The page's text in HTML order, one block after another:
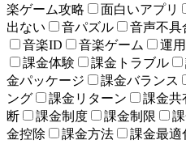
楽ゲーム攻略
面白いアプリ
出ない
音パズル 音声不具
音楽ID
音楽ゲーム 運
課金体験
課金トラブル
金パッケージ
課金バランス
ング
課金リターン 課金共
断
課金制度 課金制限
金控除
課金方法 課金最適